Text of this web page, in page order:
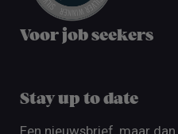
Voor job seekers
Stay up to date